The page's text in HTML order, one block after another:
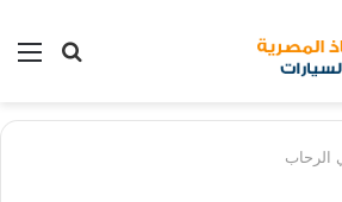
بحث
الرحاب